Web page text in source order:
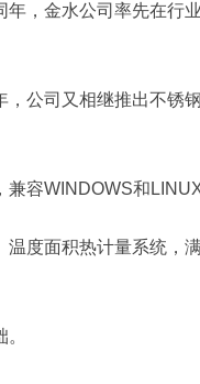
，金水公司率先在行
公司又相继推出不锈
容WINDOWS和LINUX
度面积热计量系统，